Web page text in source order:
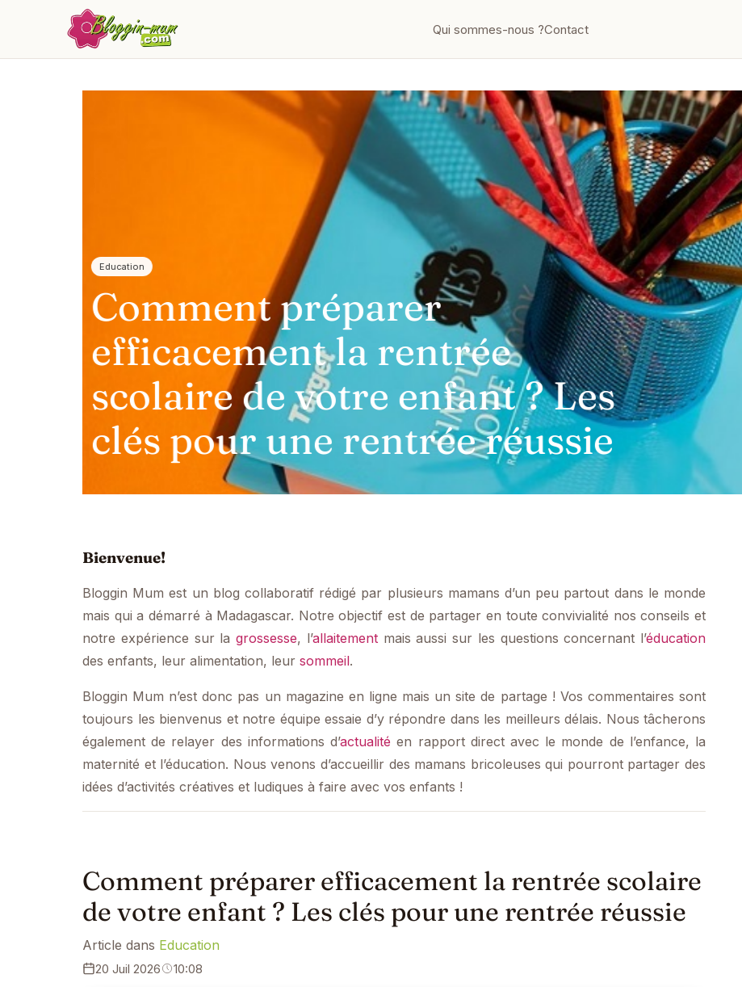
Qui sommes-nous ?Contact
Un peu d'actu
T-shirt personnalisé fête des
mères : idée cadeau originale
et messages à écrire
Bienvenue!
Bloggin Mum est un blog collaboratif rédigé par plusieurs mamans d’un peu partout dans le monde
mais qui a démarré à Madagascar. Notre objectif est de partager en toute convivialité nos conseils et
notre expérience sur la grossesse, l’allaitementmais aussi sur les questions concernant l’éducation
des enfants, leur alimentation, leur sommeil.
Bloggin Mum n’est donc pas un magazine en ligne mais un site de partage ! Vos commentaires sont
toujours les bienvenus et notre équipe essaie d’y répondre dans les meilleurs délais. Nous tâcherons
également de relayer des informations d’actualité en rapport direct avec le monde de l’enfance, la
maternité et l’éducation. Nous venons d’accueillir des mamans bricoleuses qui pourront partager des
idées d’activités créatives et ludiques à faire avec vos enfants !
Comment préparer efficacement la rentrée scolaire
de votre enfant ? Les clés pour une rentrée réussie
Article dans Education
20 Juil 2026 10:08